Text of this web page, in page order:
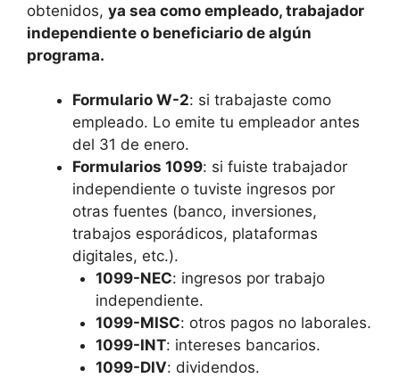
obtenidos, ya sea como empleado, trabajador
independiente o beneficiario de algún
programa.
Formulario W-2: si trabajaste como
empleado. Lo emite tu empleador antes
del 31 de enero.
Formularios 1099: si fuiste trabajador
independiente o tuviste ingresos por
otras fuentes (banco, inversiones,
trabajos esporádicos, plataformas
digitales, etc.).
1099-NEC: ingresos por trabajo
independiente.
1099-MISC: otros pagos no laborales.
1099-INT: intereses bancarios.
1099-DIV: dividendos.